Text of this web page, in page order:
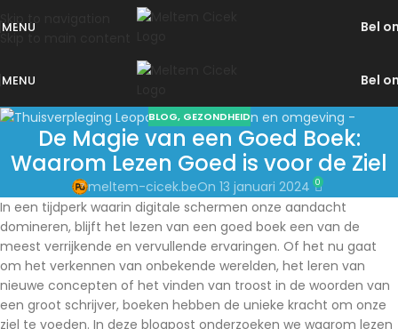
Skip to navigation
MENU Bel
MENU Bel
BLOG, GEZONDHEID
De Magie van een Goed Boek:
Waarom Lezen Goed is voor de Ziel
meltem-cicek.beOn 13 januari 2024 0
In een tijdperk waarin digitale schermen onze aandacht
domineren, blijft het lezen van een goed boek een van de
meest verrijkende en vervullende ervaringen. Of het nu gaat
om het verkennen van onbekende werelden, het leren van
nieuwe concepten of het vinden van troost in de woorden van
een groot schrijver, boeken hebben de unieke kracht om onze
ziel te voeden. In deze blogpost onderzoeken we waarom lezen